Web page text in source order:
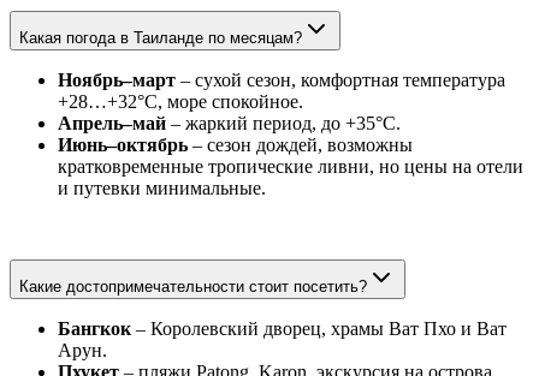
Какая погода в Таиланде по месяцам?
Ноябрь–март – сухой сезон, комфортная температура
+28…+32°C, море спокойное.
Апрель–май – жаркий период, до +35°C.
Июнь–октябрь – сезон дождей, возможны
кратковременные тропические ливни, но цены на отели
и путевки минимальные.
Какие достопримечательности стоит посетить?
Бангкок – Королевский дворец, храмы Ват Пхо и Ват
Арун.
Пхукет – пляжи Patong, Karon, экскурсия на острова